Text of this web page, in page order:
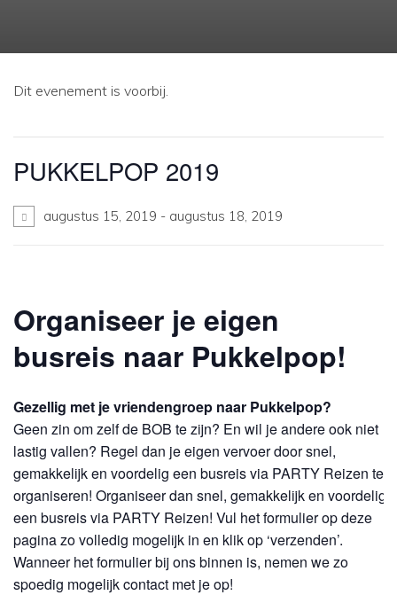
Dit evenement is voorbij.
PUKKELPOP 2019
augustus 15, 2019 - augustus 18, 2019
Organiseer je eigen
busreis naar Pukkelpop!
Gezellig met je vriendengroep naar Pukkelpop?
Geen zin om zelf de BOB te zijn? En wil je andere ook niet
lastig vallen? Regel dan je eigen vervoer door snel,
gemakkelijk en voordelig een busreis via PARTY Reizen te
organiseren! Organiseer dan snel, gemakkelijk en voordelig
een busreis via PARTY Reizen! Vul het formulier op deze
pagina zo volledig mogelijk in en klik op ‘verzenden’.
Wanneer het formulier bij ons binnen is, nemen we zo
spoedig mogelijk contact met je op!